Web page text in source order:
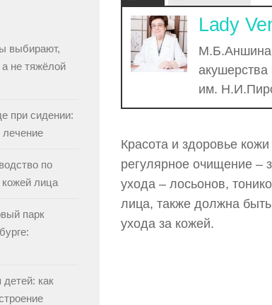
Lady
М.Б.Аншина
акушерства
им.
Красота и здоровье
регулярное очищение –
ухода – лосьонов,
лица, также должна
ухода за кожей.
выбирают,
а не тяжёлой
при сидении:
по
лица
парк
детей: как